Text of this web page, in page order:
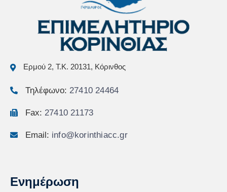
Ερμού 2, Τ.Κ. 20131, Κόρινθος
Τηλέφωνο: 27410 24464
Fax: 27410 21173
Email: info@korinthiacc.gr
Ενημέρωση